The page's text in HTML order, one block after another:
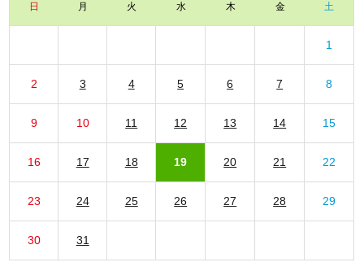
日 月 火 水 木 金 土
1
2 3 4 5 6 7 8
9 10 11 12 13 14 15
16 17 18 19 20 21 22
23 24 25 26 27 28 29
30 31